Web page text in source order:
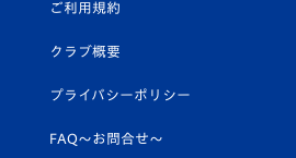
平和祈念活動
スクール
ヴィヴィくんインスタグラム
公式LINE＠
ご利用規約
クラブ概要
プライバシーポリシー
FAQ〜お問合せ〜